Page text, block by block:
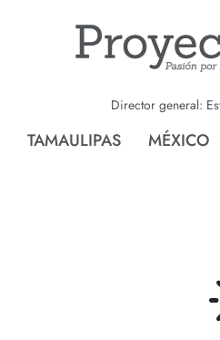
Director general:
TAMAULIPAS MÉXICO
San